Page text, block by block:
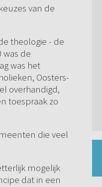
van de
theologie - de
was de
was het
Oosters-
overhandigd,
toespraak zo
die veel
mogelijk
dat in een